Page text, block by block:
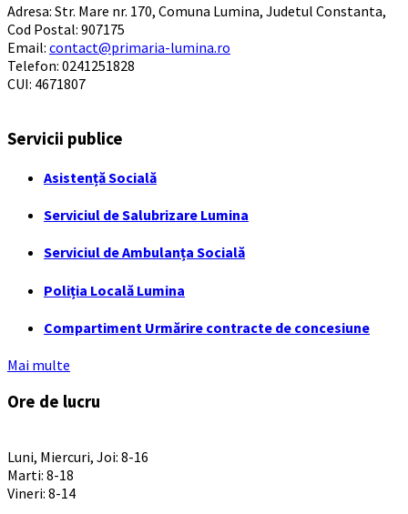
Adresa: Str. Mare nr. 170, Comuna Lumina, Judetul Constanta,
Cod Postal: 907175
Email: contact@primaria-lumina.ro
Telefon: 0241251828
CUI: 4671807
Servicii publice
Asistență Socială
Serviciul de Salubrizare Lumina
Serviciul de Ambulanța Socială
Poliția Locală Lumina
Compartiment Urmărire contracte de concesiune
Mai multe
Ore de lucru
Luni, Miercuri, Joi: 8-16
Marti: 8-18
Vineri: 8-14